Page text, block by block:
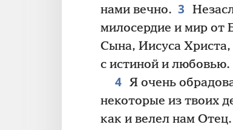
нами вечно. 3
милосердие и мир от
Сына, Иисуса Христа,
с истиной и любовью.
4 Я очень
некоторые из твоих
как и велел нам Отец.